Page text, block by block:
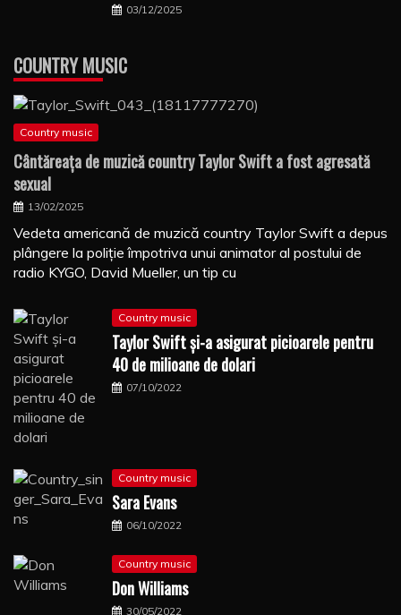
03/12/2025
COUNTRY MUSIC
Country music
Cântăreaţa de muzică country Taylor Swift a fost agresată
sexual
13/02/2025
Vedeta americană de muzică country Taylor Swift a depus
plângere la poliţie împotriva unui animator al postului de
radio KYGO, David Mueller, un tip cu
Country music
Taylor Swift şi-a asigurat picioarele pentru
40 de milioane de dolari
07/10/2022
Country music
Sara Evans
06/10/2022
Country music
Don Williams
30/05/2022